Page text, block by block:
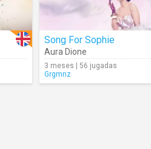
Song For Sophie
Aura Dione
3 meses | 56 jugadas
Grgmnz